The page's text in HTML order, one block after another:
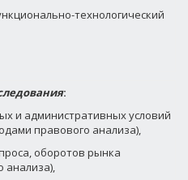
технологический
:
и административных условий
правового анализа),
оборотов рынка
анализа),